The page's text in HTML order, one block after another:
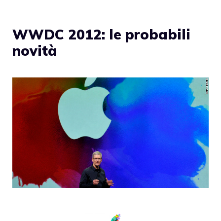
WWDC 2012: le probabili
novità